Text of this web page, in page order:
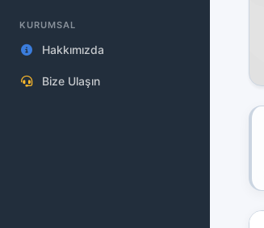
KURUMSAL
Hakkımızda
Bize Ulaşın